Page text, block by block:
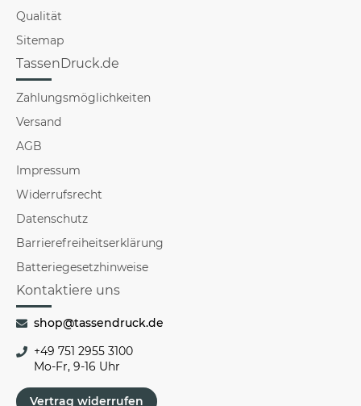
Qualität
Sitemap
TassenDruck.de
Zahlungsmöglichkeiten
Versand
AGB
Impressum
Widerrufsrecht
Datenschutz
Barrierefreiheitserklärung
Batteriegesetzhinweise
Kontaktiere uns
shop@tassendruck.de
+49 751 2955 3100
Mo-Fr, 9-16 Uhr
Vertrag widerrufen